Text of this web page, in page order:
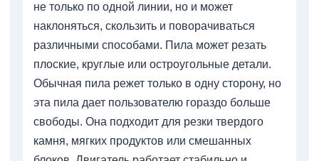
не только по одной линии, но и может
наклоняться, скользить и поворачиваться
различными способами. Пила может резать
плоские, круглые или остроугольные детали.
Обычная пила режет только в одну сторону, но
эта пила дает пользователю гораздо больше
свободы. Она подходит для резки твердого
камня, мягких продуктов или смешанных